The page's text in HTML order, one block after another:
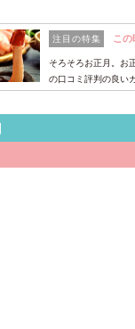
注目の特集 この
そろそろお正月。お
の口コミ評判の良い